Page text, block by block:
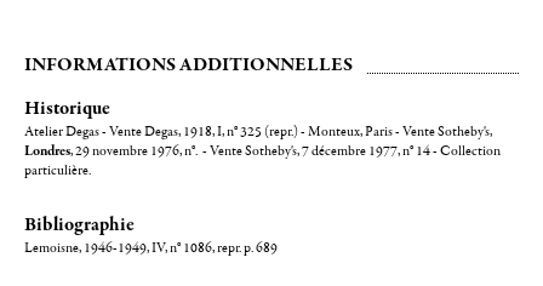
INFORMATIONS ADDITIONNELLES
Historique
Atelier Degas - Vente Degas, 1918, I, n° 325 (repr.) - Monteux, Paris - Vente Sotheby's,
Londres, 29 novembre 1976, n°. - Vente Sotheby's, 7 décembre 1977, n° 14 - Collection
particulière.
Bibliographie
Lemoisne, 1946-1949, IV, n° 1086, repr. p. 689